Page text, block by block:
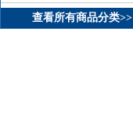
查看所有商品分类>>